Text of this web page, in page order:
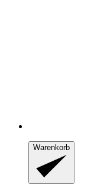
Warenkorb